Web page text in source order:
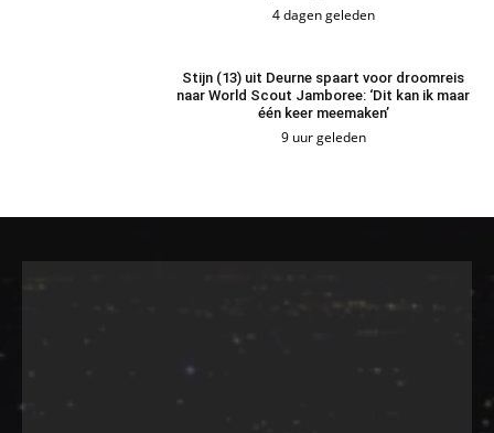
4 dagen geleden
Stijn (13) uit Deurne spaart voor droomreis
naar World Scout Jamboree: ‘Dit kan ik maar
één keer meemaken’
9 uur geleden